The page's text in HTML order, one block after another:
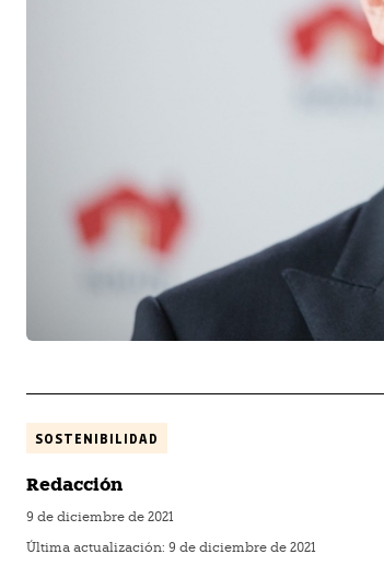
SOSTENIBILIDAD
Redacción
9 de diciembre de 2021
Última actualización: 9 de diciembre de 2021